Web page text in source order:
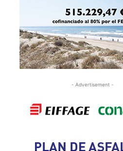
- Advertisement -